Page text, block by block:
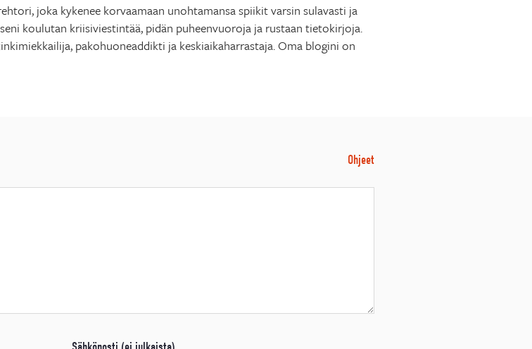
joka kykenee korvaamaan unohtamansa spiikit varsin sulavasti ja
koulutan kriisiviestintää, pidän puheenvuoroja ja rustaan tietokirjoja.
pakohuoneaddikti ja keskiaikaharrastaja. Oma blogini on
Ohjeet